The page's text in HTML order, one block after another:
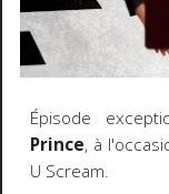
Épisode
Prince, à
U Scream.